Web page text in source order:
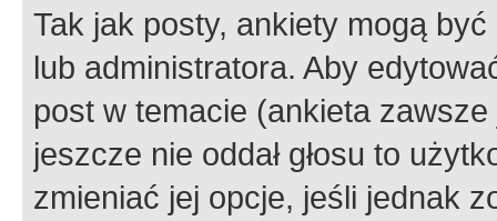
Tak jak posty, ankiety mogą
lub administratora. Aby
post w temacie (ankieta
jeszcze nie oddał głosu to
zmieniać jej opcje, jeśli jednak